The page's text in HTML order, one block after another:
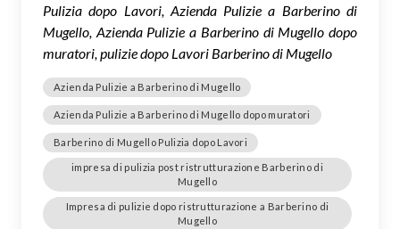
Pulizia dopo Lavori, Azienda Pulizie a Barberino di
Mugello, Azienda Pulizie a Barberino di Mugello dopo
muratori, pulizie dopo Lavori Barberino di Mugello
Azienda Pulizie a Barberino di Mugello
Azienda Pulizie a Barberino di Mugello dopo muratori
Barberino di Mugello Pulizia dopo Lavori
impresa di pulizia post ristrutturazione Barberino di
Mugello
Impresa di pulizie dopo ristrutturazione a Barberino di
Mugello